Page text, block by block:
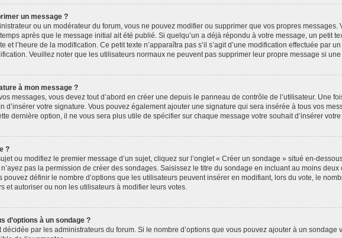
un message ?
ou un modérateur du forum, vous ne pouvez modifier ou supprimer que vos propres
après que le message initial ait été publié. Si quelqu’un a déjà répondu à votre message, un petit
et l’heure de la modification. Ce petit texte n’apparaîtra pas s’il s’agit d’une modification effectuée par
Veuillez noter que les utilisateurs normaux ne peuvent pas supprimer leur propre message si
à mon message ?
messages, vous devez tout d’abord en créer une depuis le panneau de contrôle de l’utilisateur. Une
d’insérer votre signature. Vous pouvez également ajouter une signature qui sera insérée à tous vos
dernière option, il ne vous sera plus utile de spécifier sur chaque message votre souhait d’insérer
?
ou modifiez le premier message d’un sujet, cliquez sur l’onglet « Créer un sondage » situé en-
pas la permission de créer des sondages. Saisissez le titre du sondage en incluant au moins
définir le nombre d’options que les utilisateurs peuvent insérer en modifiant, lors du vote, le
et autoriser ou non les utilisateurs à modifier leurs votes.
d’options à un sondage ?
décidée par les administrateurs du forum. Si le nombre d’options que vous pouvez ajouter à un